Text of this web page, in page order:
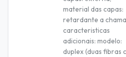
material das capas:
retardante a
caracteristicas
adicionais: modelo:
duplex (duas fibras